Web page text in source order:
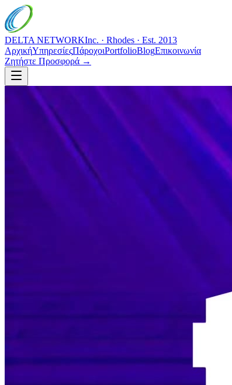
DELTA NETWORKInc. · Rhodes · Est. 2013
ΑρχικήΥπηρεσίεςΠάροχοιPortfolioBlogΕπικοινωνία
Ζητήστε Προσφορά →